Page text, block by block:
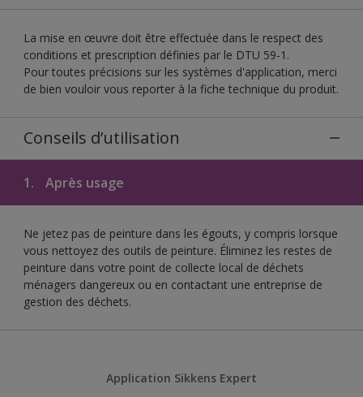
La mise en œuvre doit être effectuée dans le respect des
conditions et prescription définies par le DTU 59-1.
Pour toutes précisions sur les systèmes d'application, merci
de bien vouloir vous reporter à la fiche technique du produit.
Conseils d’utilisation
1. Après usage
Ne jetez pas de peinture dans les égouts, y compris lorsque
vous nettoyez des outils de peinture. Éliminez les restes de
peinture dans votre point de collecte local de déchets
ménagers dangereux ou en contactant une entreprise de
gestion des déchets.
Application Sikkens Expert